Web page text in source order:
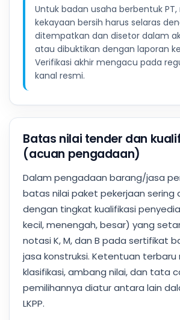
Untuk badan usaha berbentuk PT,
kekayaan bersih harus selaras
ditempatkan dan disetor dalam
atau dibuktikan dengan laporan
Verifikasi akhir mengacu pada
kanal resmi.
Batas nilai tender dan
(acuan pengadaan)
Dalam pengadaan barang/jasa
batas nilai paket pekerjaan sering
dengan tingkat kualifikasi
kecil, menengah, besar) yang
notasi K, M, dan B pada sertifikat
jasa konstruksi. Ketentuan terbaru
klasifikasi, ambang nilai, dan tata
pemilihannya diatur antara lain
LKPP.